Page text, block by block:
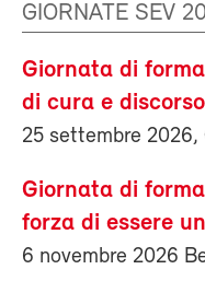
GIORNATE SEV
Giornata di
di cura e discorso
25 settembre 2026,
Giornata di
forza di essere
6 novembre 2026